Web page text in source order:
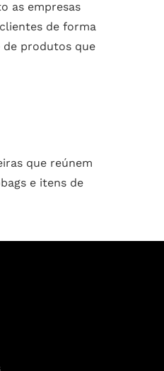
as empresas
de forma
de produtos que
que reúnem
e itens de